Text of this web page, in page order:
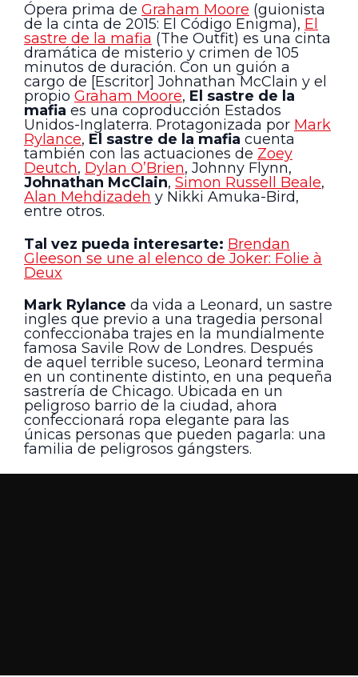
Ópera prima de Graham Moore (guionista
de la cinta de 2015: El Código Enigma), El
sastre de la mafia (The Outfit) es una cinta
dramática de misterio y crimen de 105
minutos de duración. Con un guión a
cargo de [Escritor] Johnathan McClain y el
propio Graham Moore, El sastre de la
mafia es una coproducción Estados
Unidos-Inglaterra. Protagonizada por Mark
Rylance, El sastre de la mafia cuenta
también con las actuaciones de Zoey
Deutch, Dylan O’Brien, Johnny Flynn,
Johnathan McClain, Simon Russell Beale,
Alan Mehdizadeh y Nikki Amuka-Bird,
entre otros.
Tal vez pueda interesarte: Brendan
Gleeson se une al elenco de Joker: Folie à
Deux
Mark Rylance da vida a Leonard, un sastre
ingles que previo a una tragedia personal
confeccionaba trajes en la mundialmente
famosa Savile Row de Londres. Después
de aquel terrible suceso, Leonard termina
en un continente distinto, en una pequeña
sastrería de Chicago. Ubicada en un
peligroso barrio de la ciudad, ahora
confeccionará ropa elegante para las
únicas personas que pueden pagarla: una
familia de peligrosos gángsters.